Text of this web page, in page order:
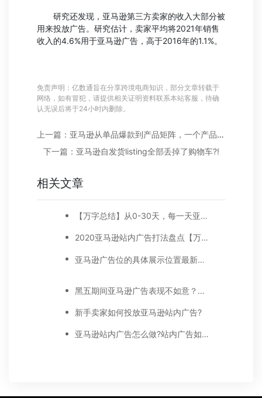
研究还发现，亚马逊第三方卖家的收入大部分被
用来投放广告。研究估计，卖家平均将2021年销售
收入的4.6%用于亚马逊广告，高于2016年的1.1%。
免责声明：亿数通旨在分享跨境电商知识，部分文章转载于
网络，如有冒犯，请提供相关证明资料联系本站客服，待确
认无误后将于24小时内删除。
上一篇：亚马逊从单品爆款到产品矩阵，一个产品也可以年入千万
下一篇：亚马逊自发货listing全部丢掉了购物车?!
相关文章
【万字总结】从0-30天，每一天亚马逊广告打造技巧真实案例细节分享
2020亚马逊站内广告打法盘点【万字好文】
亚马逊广告位的具体展示位置最新调整，品牌推广、展示型推广、商品推广广告位详细位置示例
黑五期间亚马逊广告表现不如意？注意以下5点！
新手卖家如何投放亚马逊站内广告?
亚马逊站内广告怎么做?站内广告如何选词?